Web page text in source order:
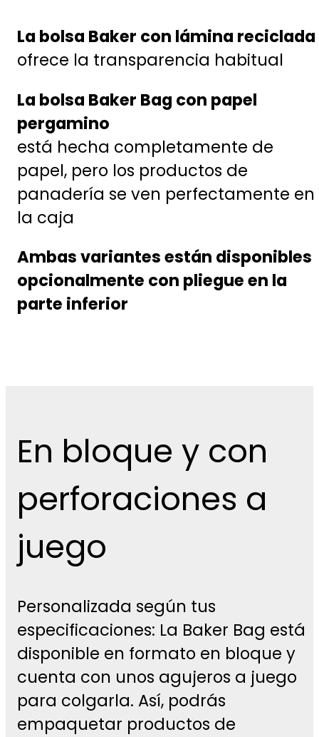
La bolsa Baker con lámina reciclada
ofrece la transparencia habitual
La bolsa Baker Bag con papel
pergamino
está hecha completamente de
papel, pero los productos de
panadería se ven perfectamente en
la caja
Ambas variantes están disponibles
opcionalmente con pliegue en la
parte inferior
En bloque y con
perforaciones a
juego
Personalizada según tus
especificaciones: La Baker Bag está
disponible en formato en bloque y
cuenta con unos agujeros a juego
para colgarla. Así, podrás
empaquetar productos de